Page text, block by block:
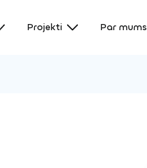
Projekti Par mums